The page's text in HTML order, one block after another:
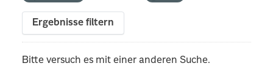
Ergebnisse filtern
Bitte versuch es mit einer anderen Suche.